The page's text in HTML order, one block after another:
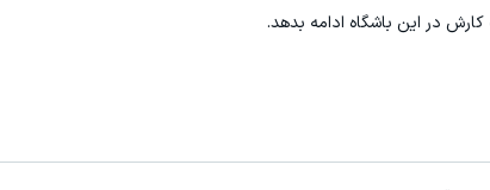
کارش در این باشگاه ادامه بدهد.